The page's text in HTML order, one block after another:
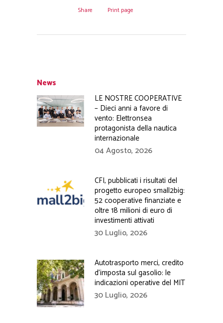
Share Print page
News
LE NOSTRE COOPERATIVE
– Dieci anni a favore di
vento: Elettronsea
protagonista della nautica
internazionale
04 Agosto, 2026
CFI, pubblicati i risultati del
progetto europeo small2big:
52 cooperative finanziate e
oltre 18 milioni di euro di
investimenti attivati
30 Luglio, 2026
Autotrasporto merci, credito
d’imposta sul gasolio: le
indicazioni operative del MIT
30 Luglio, 2026